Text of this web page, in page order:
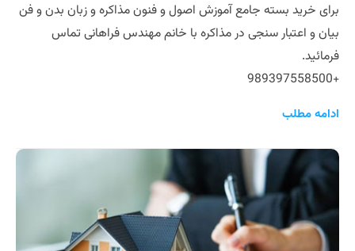
برای خرید بسته جامع آموزش اصول و فنون مذاکره و زبان بدن و فن
بیان و اعتبار سنجی در مذاکره با خانم مهندس فراهانی تماس
فرمائید.
+989397558500
ادامه مطلب